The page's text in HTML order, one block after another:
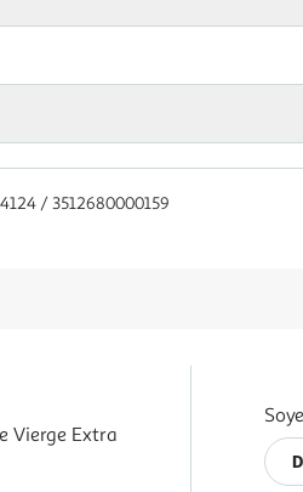
/ 3512680000159
Vierge Extra